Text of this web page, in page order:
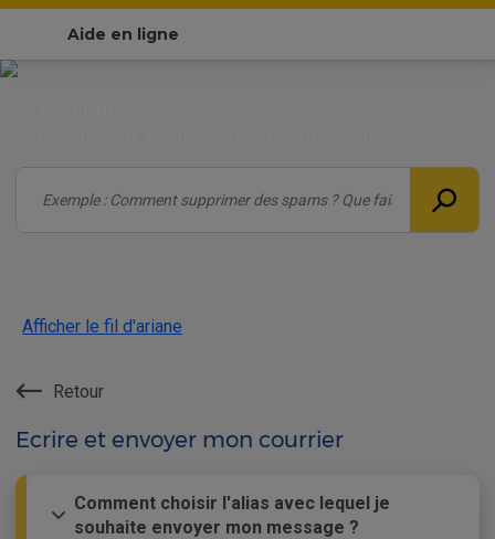
Aide en ligne
Afficher le fil d'ariane
Retour
Ecrire et envoyer mon courrier
Comment choisir l'alias avec lequel je
souhaite envoyer mon message ?